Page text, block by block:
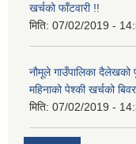
खर्चको फाँटवारी !!
मिति: 07/02/2019 -
नौमूले गाउँपालिका दैलेखको
महिनाको पेश्की खर्चको
मिति: 07/02/2019 -